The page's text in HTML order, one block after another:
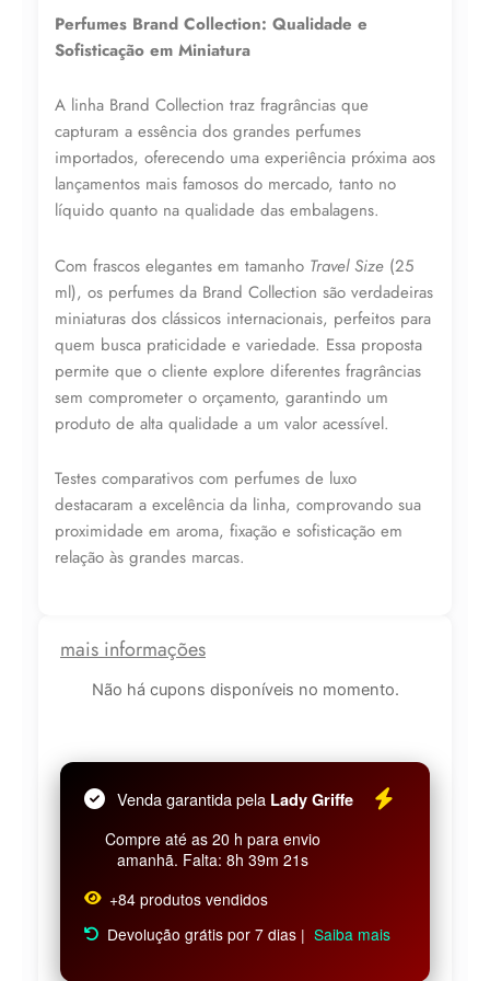
mais informações
Não há cupons disponíveis no momento.
Venda garantida pela Lady Griffe
Compre até as 20 h para envio
amanhã. Falta: 8h 39m 21s
+84 produtos vendidos
Devolução grátis por 7 dias | Saiba mais
Revenda por
R$96,99
Compre por
R$55,28
6x de R$9,21sem juros
N°
022/814
Perfumes Brand Collection: Qualidade e
Sofisticação em Miniatura
A linha Brand Collection traz fragrâncias que
capturam a essência dos grandes perfumes
importados, oferecendo uma experiência próxima aos
lançamentos mais famosos do mercado, tanto no
líquido quanto na qualidade das embalagens.
Com frascos elegantes em tamanho Travel Size (25
ml), os perfumes da Brand Collection são verdadeiras
miniaturas dos clássicos internacionais, perfeitos para
quem busca praticidade e variedade. Essa proposta
permite que o cliente explore diferentes fragrâncias
sem comprometer o orçamento, garantindo um
produto de alta qualidade a um valor acessível.
Testes comparativos com perfumes de luxo
destacaram a excelência da linha, comprovando sua
proximidade em aroma, fixação e sofisticação em
relação às grandes marcas.